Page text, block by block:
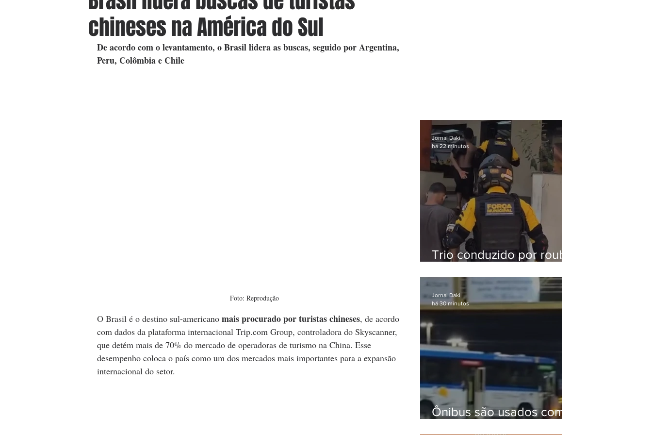
chineses na América do Sul
De acordo com o levantamento, o Brasil lidera as buscas, seguido por Argentina,
Peru, Colômbia e Chile
Foto: Reprodução
O Brasil é o destino sul-americano mais procurado por turistas chineses, de acordo
com dados da plataforma internacional Trip.com Group, controladora do Skyscanner,
que detém mais de 70% do mercado de operadoras de turismo na China. Esse
desempenho coloca o país como um dos mercados mais importantes para a expansão
internacional do setor.
Trio conduzido por roubo
acumula 37 passagens
Jornal Daki
há 22 minutos
Ônibus são usados como
Jornal Daki
há 30 minutos